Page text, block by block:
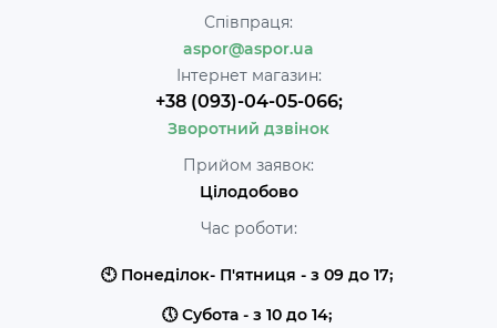
Співпраця:
aspor@aspor.ua
Інтернет магазин:
+38 (093)-04-05-066;
Зворотний дзвінок
Прийом заявок:
Цілодобово
Час роботи:
🕙 Понеділок- П'ятниця - з 09 до 17;
🕔 Субота - з 10 до 14;